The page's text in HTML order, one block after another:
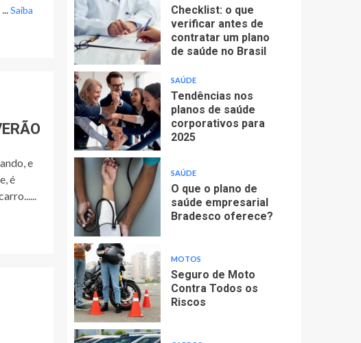
Saiba
e
é
Checklist: o que
verificar antes de
contratar um plano
de saúde no Brasil
SAÚDE
Tendências nos
planos de saúde
corporativos para
2025
SAÚDE
O que o plano de
saúde empresarial
Bradesco oferece?
MOTOS
Seguro de Moto
Contra Todos os
Riscos